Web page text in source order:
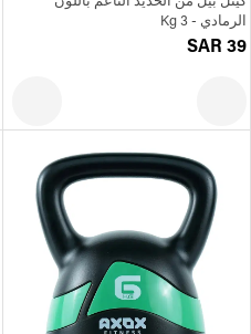
الرمادي - 3 Kg
SAR 39